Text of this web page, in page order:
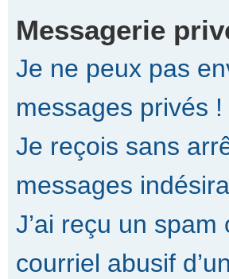
Messagerie
Je ne peux pas
messages privés !
Je reçois sans
messages
J’ai reçu un spam
courriel abusif